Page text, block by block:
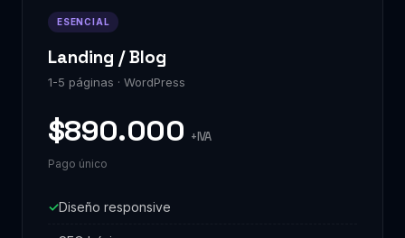
ESENCIAL
Landing / Blog
1-5 páginas · WordPress
$890.000 +IVA
Pago único
Diseño responsive